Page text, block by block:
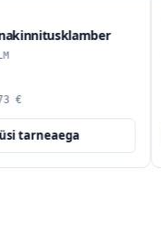
€
tarneaega